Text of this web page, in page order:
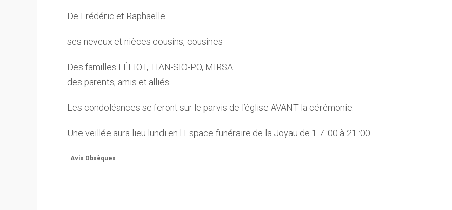
De Frédéric et Raphaelle
ses neveux et nièces cousins, cousines
Des familles FÉLIOT, TIAN-SIO-PO, MIRSA
des parents, amis et alliés.
Les condoléances se feront sur le parvis de l’église AVANT la cérémonie.
Une veillée aura lieu lundi en l Espace funéraire de la Joyau de 1 7 :00 à 21 :00
Avis Obsèques